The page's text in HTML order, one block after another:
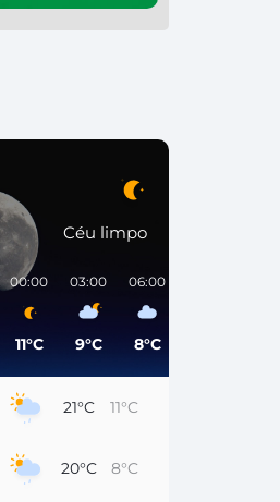
Céu limpo
00:00
11°C
03:00
9°C
06:00
8°C
21°C 11°C
20°C 8°C